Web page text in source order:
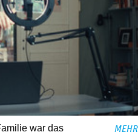
war das
MEHR